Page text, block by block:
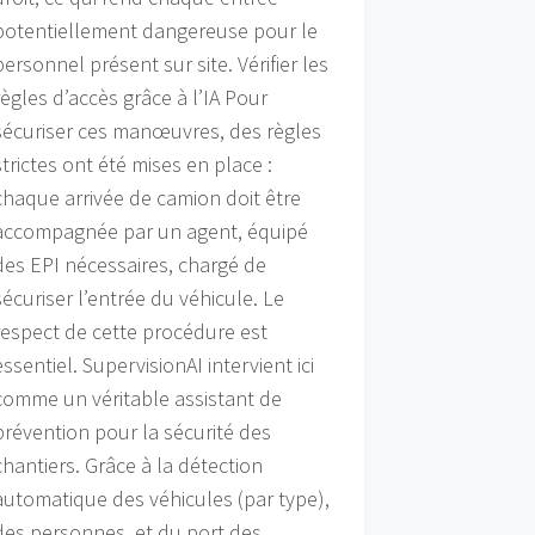
dangereuse pour le
présent sur site. Vérifier les
d’accès grâce à l’IA Pour
ces manœuvres, des règles
ont été mises en place :
arrivée de camion doit être
par un agent, équipé
EPI nécessaires, chargé de
l’entrée du véhicule. Le
de cette procédure est
SupervisionAI intervient ici
un véritable assistant de
pour la sécurité des
Grâce à la détection
des véhicules (par type),